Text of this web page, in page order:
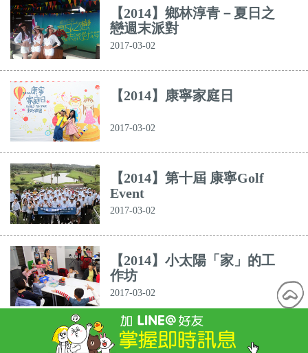
【2014】鄉林淳青－夏日之
戀週末派對
2017-03-02
【2014】康寧家庭日
2017-03-02
【2014】第十屆 康寧Golf
Event
2017-03-02
【2014】小太陽「家」的工
作坊
2017-03-02
【2014】板橋大遠百《歡慶